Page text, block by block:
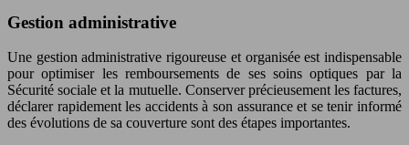
Gestion administrative
Une gestion administrative rigoureuse et organisée est indispensable
pour optimiser les remboursements de ses soins optiques par la
Sécurité sociale et la mutuelle. Conserver précieusement les factures,
déclarer rapidement les accidents à son assurance et se tenir informé
des évolutions de sa couverture sont des étapes importantes.